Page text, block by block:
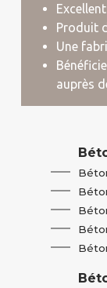
Produit
Une
auprès